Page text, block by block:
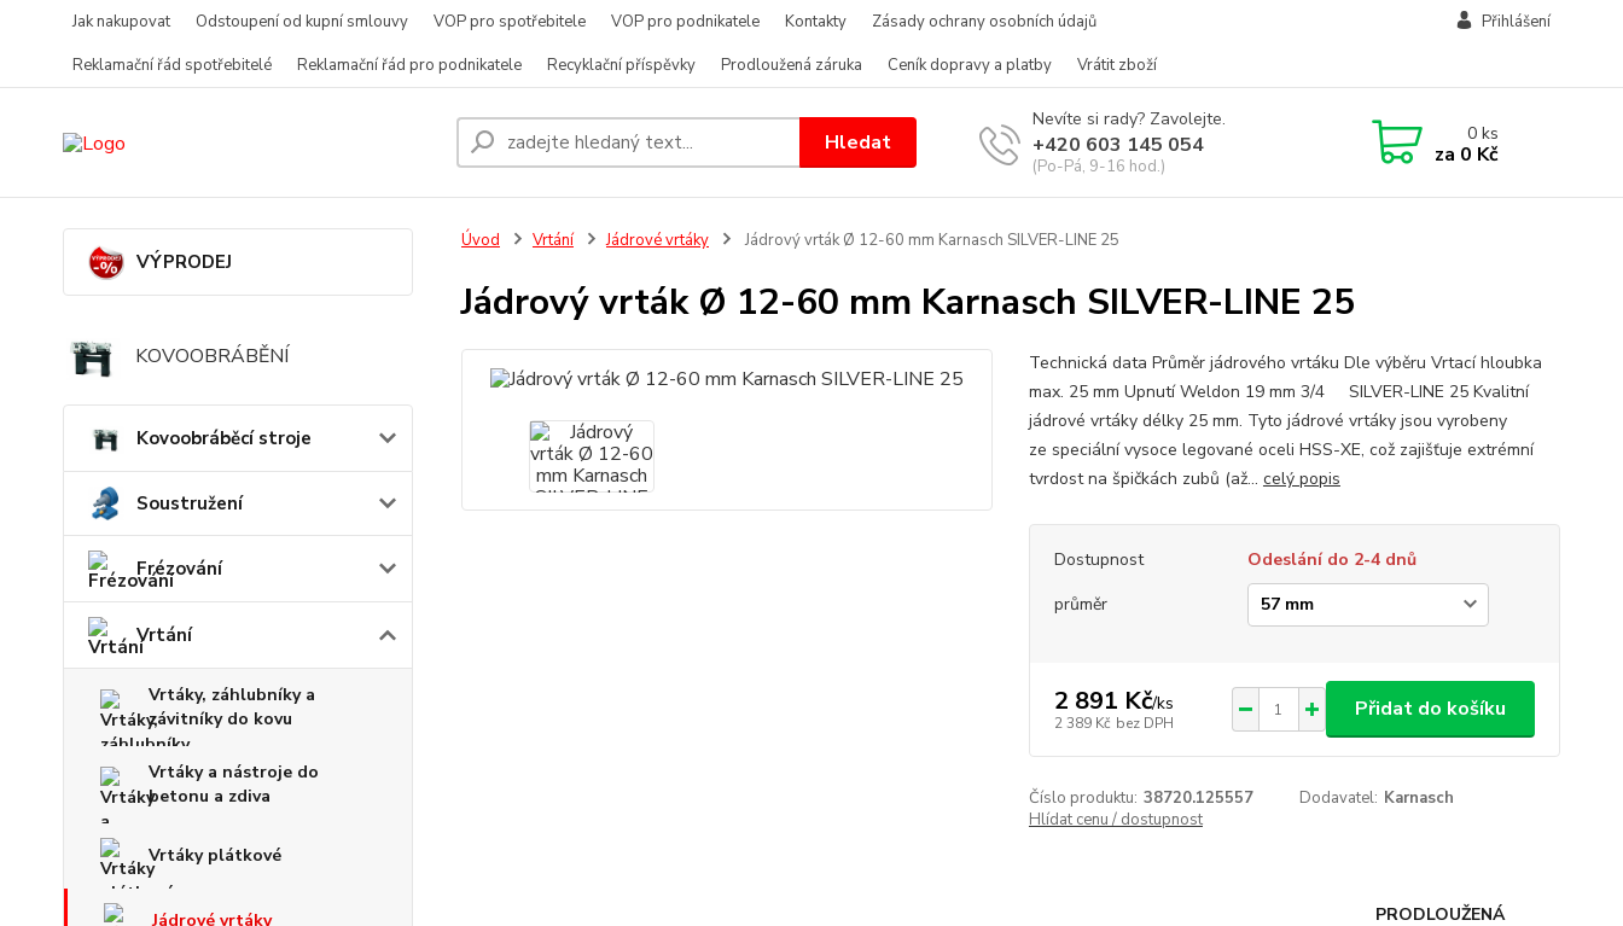
Jak nakupovat Odstoupení od kupní smlouvy VOP pro spotřebitele VOP pro podnikatele Kontakty
Zásady ochrany osobních údajů
Reklamační řád spotřebitelé
Reklamační řád pro podnikatele Recyklační příspěvky Prodloužená záruka Ceník dopravy a platby Vrátit zboží
Přihlášení
Hledat
Nevíte si rady? Zavolejte.
+420 603 145 054
(Po-Pá, 9-16 hod.)
0ks
za 0 Kč
VÝPRODEJ
KOVOOBRÁBĚNÍ
Kovoobráběcí stroje
Soustružení
Frézování
Vrtání
Vrtáky, záhlubníky a
závitníky do kovu
Vrtáky a nástroje do
betonu a zdiva
Vrtáky plátkové
Jádrové vrtáky
Úvod Vrtání Jádrové vrtáky Jádrový vrták Ø 12-60 mm Karnasch SILVER-LINE 25
Jádrový vrták Ø 12-60 mm Karnasch SILVER-LINE 25
Technická data Průměr jádrového vrtáku Dle výběru Vrtací hloubka
max. 25 mm Upnutí Weldon 19 mm 3/4 SILVER-LINE 25 Kvalitní
jádrové vrtáky délky 25 mm. Tyto jádrové vrtáky jsou vyrobeny
ze speciální vysoce legované oceli HSS-XE, což zajišťuje extrémní
tvrdost na špičkách zubů (až... celý popis
Dostupnost
Odeslání do 2-4 dnů
průměr
2 891 Kč/ks
2 389 Kč bez DPH
Přidat do košíku
Číslo produktu: 38720.125557 Dodavatel: Karnasch
Hlídat cenu / dostupnost
PRODLOUŽENÁ